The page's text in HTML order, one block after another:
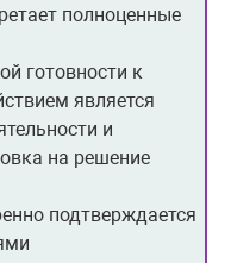
полно­ценные
готовности к
является
и
на решение
подтверждается